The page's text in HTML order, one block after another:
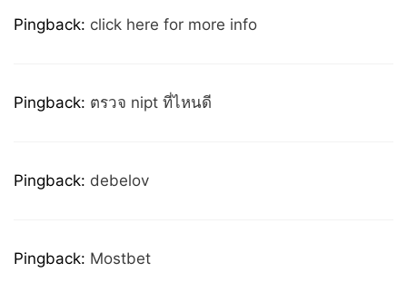
Pingback: click here for more info
Pingback: ตรวจ nipt ที่ไหนดี
Pingback: debelov
Pingback: Mostbet